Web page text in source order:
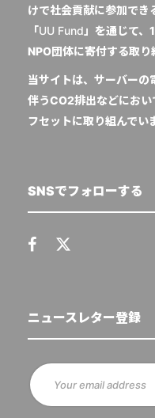
けで社会貢献に参加でき
「UU Fund 」を通じて、
NPO団体に寄付する取り
当サイトは、サーバーの
伴うCO2排出などにお
フセットに取り組んでい
SNSでフォローする
ニュースレター登録